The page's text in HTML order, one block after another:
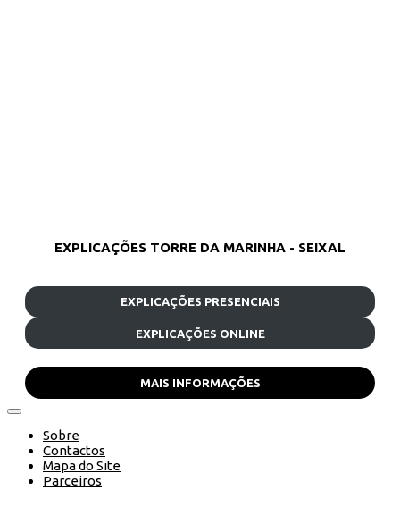
EXPLICAÇÕES TORRE DA MARINHA - SEIXAL
EXPLICAÇÕES PRESENCIAIS
EXPLICAÇÕES ONLINE
MAIS INFORMAÇÕES
Sobre
Contactos
Mapa do Site
Parceiros